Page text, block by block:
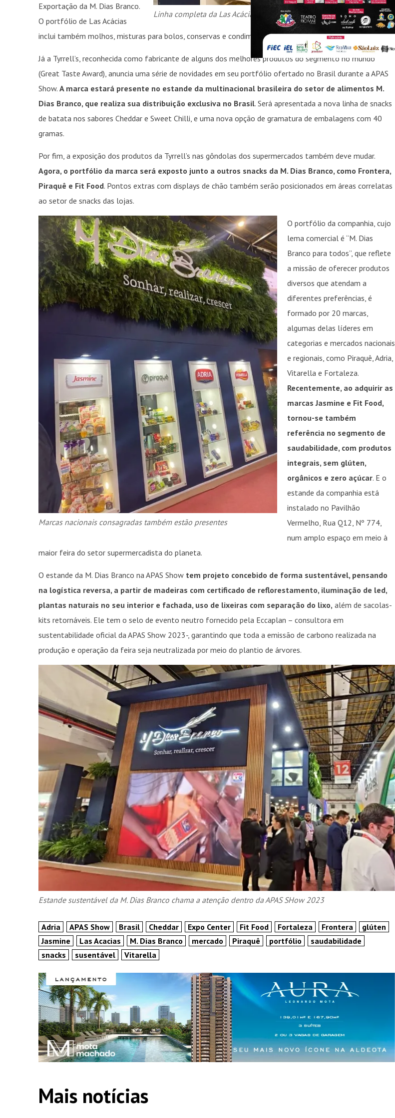
Linha completa da Las Acácias está sendo apresentada ao mercado
Exportação da M. Dias Branco.
O portfólio de Las Acácias
inclui também molhos, misturas para bolos, conservas e condimentos.
Já a Tyrrell’s, reconhecida como fabricante de alguns dos melhores produtos do segmento no mundo
(Great Taste Award), anuncia uma série de novidades em seu portfólio ofertado no Brasil durante a APAS
Show. A marca estará presente no estande da multinacional brasileira do setor de alimentos M.
Dias Branco, que realiza sua distribuição exclusiva no Brasil. Será apresentada a nova linha de snacks
de batata nos sabores Cheddar e Sweet Chilli, e uma nova opção de gramatura de embalagens com 40
gramas.
Por fim, a exposição dos produtos da Tyrrell’s nas gôndolas dos supermercados também deve mudar.
Agora, o portfólio da marca será exposto junto a outros snacks da M. Dias Branco, como Frontera,
Piraquê e Fit Food. Pontos extras com displays de chão também serão posicionados em áreas correlatas
ao setor de snacks das lojas.
Marcas nacionais consagradas também estão presentes
O portfólio da companhia, cujo
lema comercial é “M. Dias
Branco para todos”, que reflete
a missão de oferecer produtos
diversos que atendam a
diferentes preferências, é
formado por 20 marcas,
algumas delas líderes em
categorias e mercados nacionais
e regionais, como Piraquê, Adria,
Vitarella e Fortaleza.
Recentemente, ao adquirir as
marcas Jasmine e Fit Food,
tornou-se também
referência no segmento de
saudabilidade, com produtos
integrais, sem glúten,
orgânicos e zero açúcar. E o
estande da companhia está
instalado no Pavilhão
Vermelho, Rua Q12, Nº 774,
num amplo espaço em meio à
maior feira do setor supermercadista do planeta.
O estande da M. Dias Branco na APAS Show tem projeto concebido de forma sustentável, pensando
na logística reversa, a partir de madeiras com certificado de reflorestamento, iluminação de led,
plantas naturais no seu interior e fachada, uso de lixeiras com separação do lixo, além de sacolas-
kits retornáveis. Ele tem o selo de evento neutro fornecido pela Eccaplan – consultora em
sustentabilidade oficial da APAS Show 2023-, garantindo que toda a emissão de carbono realizada na
produção e operação da feira seja neutralizada por meio do plantio de árvores.
Estande sustentável da M. Dias Branco chama a atenção dentro da APAS SHow 2023
Adria APAS Show Brasil Cheddar Expo Center Fit Food Fortaleza Frontera
glúten
Jasmine
Las Acacias M. Dias Branco mercado Piraquê portfólio
saudabilidade
snacks
susentável Vitarella
Mais notícias
INSIDER • DIGITAL INSIDER • DIGITAL